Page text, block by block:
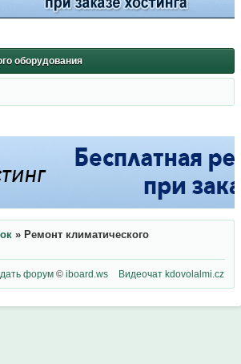
оборудования
» Ремонт климатического
форум ©iboard.ws Видеочат kdovolalmi.cz